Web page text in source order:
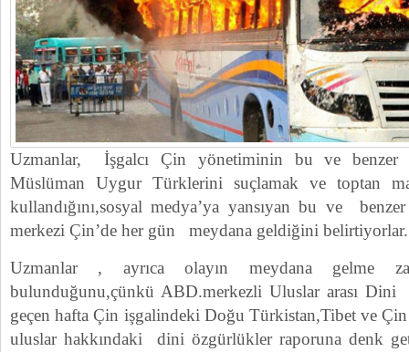
Uzmanlar, İşgalcı Çin yönetiminin bu ve
Müslüman Uygur Türklerini suçlamak ve toptan
kullandığını,sosyal medya’ya yansıyan bu ve
merkezi Çin’de her gün meydana geldiğini belirtiyorlar.
Uzmanlar , ayrıca olayın meydana gelme
bulunduğunu,çünkü ABD.merkezli Uluslar arası Dini
geçen hafta Çin işgalindeki Doğu Türkistan,Tibet ve
uluslar hakkındaki dini özgürlükler raporuna denk